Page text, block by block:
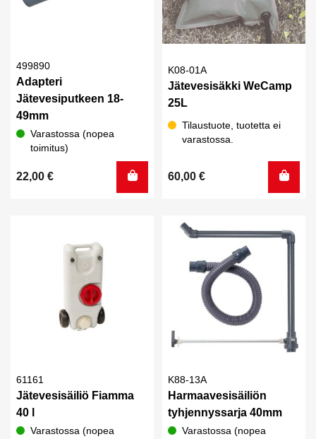
499890
Adapteri
Jätevesiputkeen 18-
49mm
Varastossa (nopea
toimitus)
22,00 €
K08-01A
Jätevesisäkki WeCamp
25L
Tilaustuote, tuotetta ei
varastossa.
60,00 €
61161
Jätevesisäiliö Fiamma
40 l
Varastossa (nopea
K88-13A
Harmaavesisäiliön
tyhjennyssarja 40mm
Varastossa (nopea